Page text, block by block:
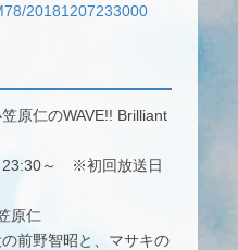
20181207233000
原仁のWAVE!! Brilliant
23:30～ ※初回放送日
原仁
前野智昭と、マサキの